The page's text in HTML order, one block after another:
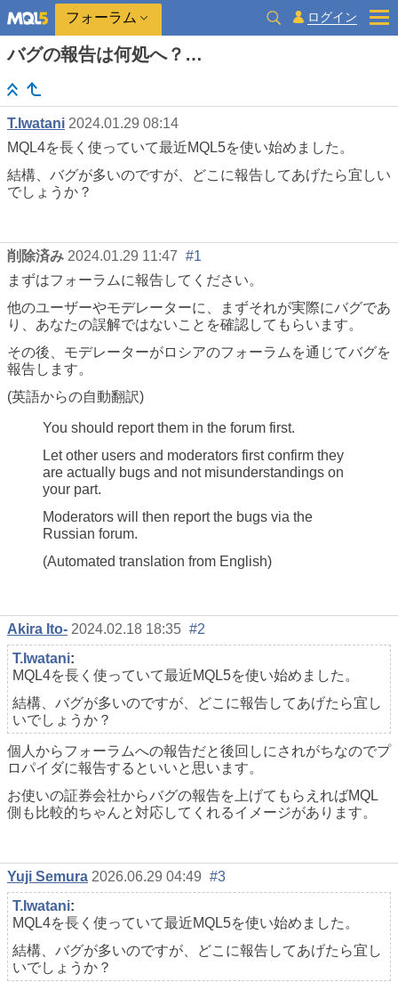
フォーラム ログイン
バグの報告は何処へ？…
T.Iwatani 2024.01.29 08:14
MQL4を長く使っていて最近MQL5を使い始めました。
結構、バグが多いのですが、どこに報告してあげたら宜しい
でしょうか？
削除済み 2024.01.29 11:47 #1
まずはフォーラムに報告してください。
他のユーザーやモデレーターに、まずそれが実際にバグであ
り、あなたの誤解ではないことを確認してもらいます。
その後、モデレーターがロシアのフォーラムを通じてバグを
報告します。
(英語からの自動翻訳)
You should report them in the forum first.
Let other users and moderators first confirm they
are actually bugs and not misunderstandings on
your part.
Moderators will then report the bugs via the
Russian forum.
(Automated translation from English)
Akira Ito- 2024.02.18 18:35 #2
T.Iwatani:
MQL4を長く使っていて最近MQL5を使い始めました。
結構、バグが多いのですが、どこに報告してあげたら宜し
いでしょうか？
個人からフォーラムへの報告だと後回しにされがちなのでプ
ロパイダに報告するといいと思います。
お使いの証券会社からバグの報告を上げてもらえればMQL
側も比較的ちゃんと対応してくれるイメージがあります。
Yuji Semura 2026.06.29 04:49 #3
T.Iwatani:
MQL4を長く使っていて最近MQL5を使い始めました。
結構、バグが多いのですが、どこに報告してあげたら宜し
いでしょうか？